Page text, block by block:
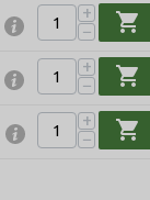
+
−
shopping_cart
+
−
shopping_cart
+
−
shopping_cart